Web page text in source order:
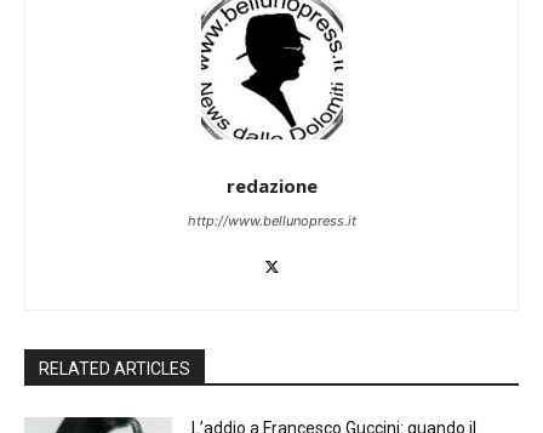
redazione
http://www.bellunopress.it
RELATED ARTICLES
L’addio a Francesco Guccini: quando il